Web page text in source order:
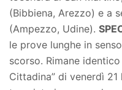
(Bibbiena, Arezzo) e a
(Ampezzo, Udine).
le prove lunghe in
scorso. Rimane
Cittadina” di venerdì